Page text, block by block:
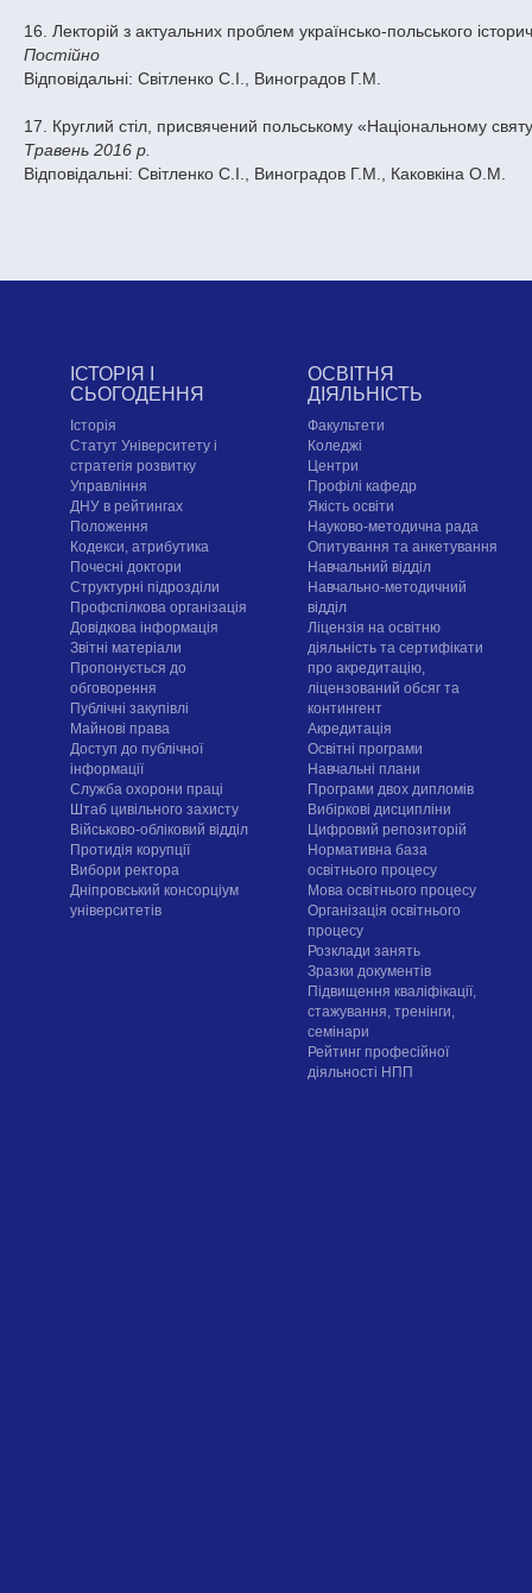
16. Лекторій з актуальних проблем українсько-польського
Постійно
Відповідальні: Світленко С.І., Виноградов Г.М.
17. Круглий стіл, присвячений польському «Національному
Травень 2016 р.
Відповідальні: Світленко С.І., Виноградов Г.М., Каковкіна О.М.
ІСТОРІЯ І
СЬОГОДЕННЯ
Історія
Статут Університету і
стратегія розвитку
Управління
ДНУ в рейтингах
Положення
Кодекси, атрибутика
Почесні доктори
Структурні підрозділи
Профспілкова організація
Довідкова інформація
Звітні матеріали
Пропонується до
обговорення
Публічні закупівлі
Майнові права
Доступ до публічної
інформації
Служба охорони праці
Штаб цивільного захисту
Військово-обліковий відділ
Протидія корупції
Вибори ректора
Дніпровський консорціум
університетів
ОСВІТНЯ
ДІЯЛЬНІСТЬ
Факультети
Коледжі
Центри
Профілі кафедр
Якість освіти
Науково-методична рада
Опитування та анкетування
Навчальний відділ
Навчально-методичний
відділ
Ліцензія на освітню
діяльність та сертифікати
про акредитацію,
ліцензований обсяг та
контингент
Акредитація
Освітні програми
Навчальні плани
Програми двох дипломів
Вибіркові дисципліни
Цифровий репозиторій
Нормативна база
освітнього процесу
Мова освітнього процесу
Організація освітнього
процесу
Розклади занять
Зразки документів
Підвищення кваліфікації,
стажування, тренінги,
семінари
Рейтинг професійної
діяльності НПП